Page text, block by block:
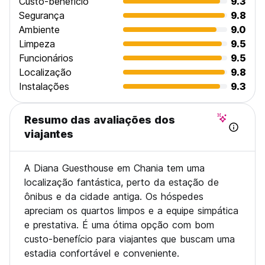
Segurança
9.8
Ambiente
9.0
Limpeza
9.5
Funcionários
9.5
Localização
9.8
Instalações
9.3
Resumo das avaliações dos
viajantes
A Diana Guesthouse em Chania tem uma
localização fantástica, perto da estação de
ônibus e da cidade antiga. Os hóspedes
apreciam os quartos limpos e a equipe simpática
e prestativa. É uma ótima opção com bom
custo-benefício para viajantes que buscam uma
estadia confortável e conveniente.